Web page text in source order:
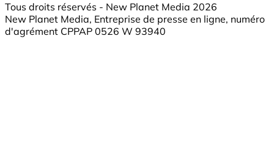
Tous droits réservés - New Planet Media 2026
New Planet Media, Entreprise de presse en ligne, numéro
d'agrément CPPAP 0526 W 93940